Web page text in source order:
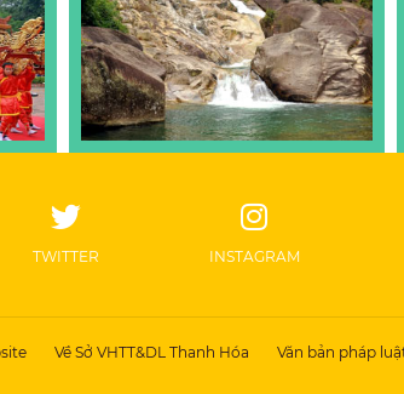
TWITTER INSTAGRAM
Về Sở VHTT&DL Thanh Hóa Văn bản pháp